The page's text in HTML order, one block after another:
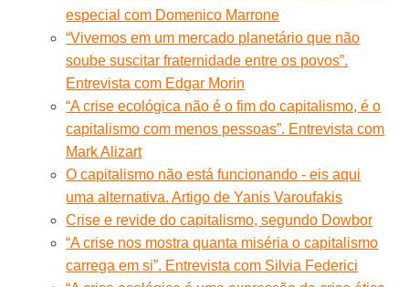
especial com Domenico Marrone
“Vivemos em um mercado planetário que não
soube suscitar fraternidade entre os povos”.
Entrevista com Edgar Morin
“A crise ecológica não é o fim do capitalismo, é o
capitalismo com menos pessoas”. Entrevista com
Mark Alizart
O capitalismo não está funcionando - eis aqui
uma alternativa. Artigo de Yanis Varoufakis
Crise e revide do capitalismo, segundo Dowbor
“A crise nos mostra quanta miséria o capitalismo
carrega em si”. Entrevista com Silvia Federici